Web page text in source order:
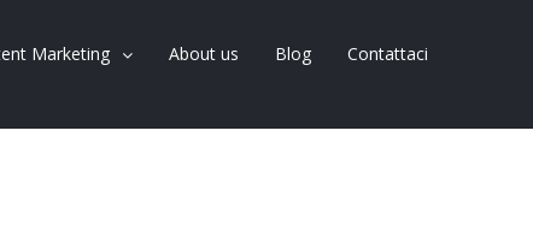
Marketing About us Blog Contattaci